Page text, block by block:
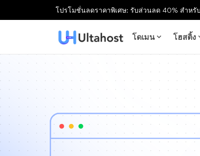
โปรโมชั่นลดราคาพิเศษ: รับส่วนลด 40% สำหรั
โดเมน โฮสติ้ง